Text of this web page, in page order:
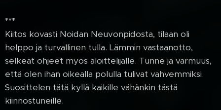
***
Kiitos kovasti Noidan Neuvonpidosta, tilaan oli
helppo ja turvallinen tulla. Lämmin vastaanotto,
selkeät ohjeet myös aloittelijalle. Tunne ja varmuus,
että olen ihan oikealla polulla tulivat vahvemmiksi.
Suosittelen tätä kyllä kaikille vähänkin tästä
kiinnostuneille.